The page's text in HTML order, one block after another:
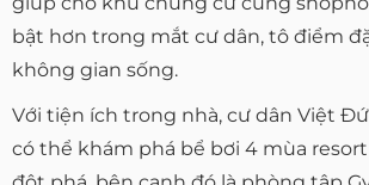
bật hơn trong mắt cư dân, tô điểm
không gian sống.
Với tiện ích trong nhà, cư dân Việt
có thể khám phá bể bơi 4 mùa